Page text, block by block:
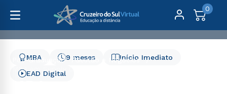
0
Pós-Graduação
Gestão e Negócios
MBA em Supply Chain e Logística Integrada
Início Imediato
9 meses
MBA
EAD Digital